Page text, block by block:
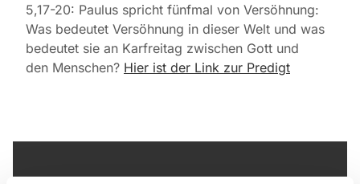
5,17-20: Paulus spricht fünfmal von Versöhnung:
Was bedeutet Versöhnung in dieser Welt und was
bedeutet sie an Karfreitag zwischen Gott und
den Menschen? Hier ist der Link zur Predigt